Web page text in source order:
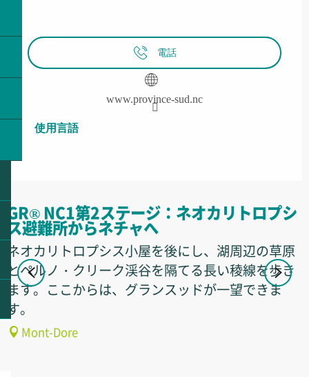
電話
www.province-sud.nc
使用言語
使用言語
GR® NC1第2ステージ：ネオカリトロプシ
ス避難所からネチャへ
ネオカリトロプシス小屋を後にし、湖周辺の草原
とペルノ・クリーク渓谷を隔てる長い稜線を歩き
ます。ここからは、グランスッドが一望できま
す。
Mont-Dore